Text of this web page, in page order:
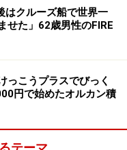
メント。
しない。しっかり毎
」。
老後は長いので運用
くても我慢が必要で
した」と述べていま
はクルーズ船で世界一
せた」62歳男性のFIRE
っこうプラスでびっく
円で始めたオルカン積